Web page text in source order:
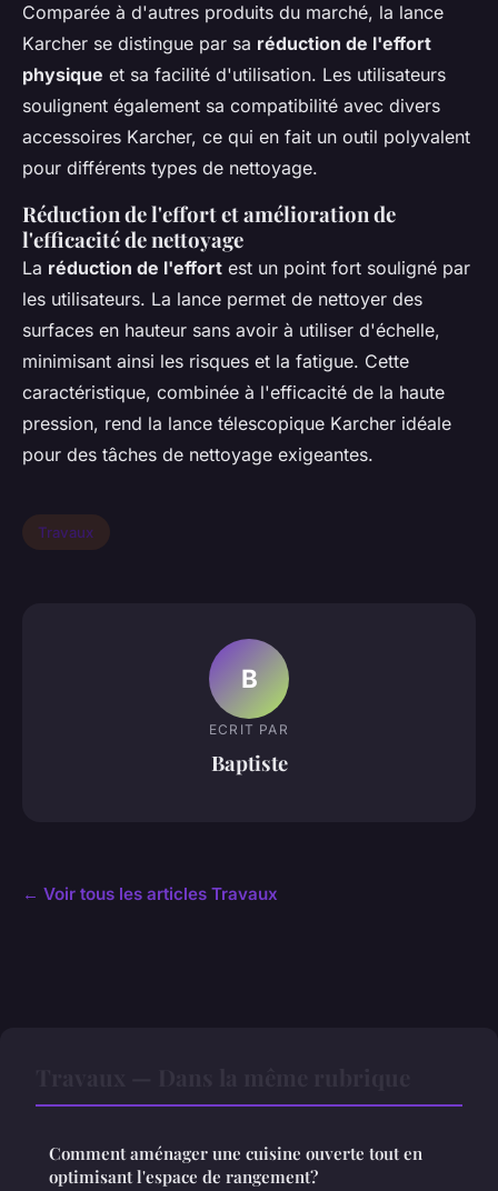
Comparée à d'autres produits du marché, la lance
Karcher se distingue par sa réduction de l'effort
physique et sa facilité d'utilisation. Les utilisateurs
soulignent également sa compatibilité avec divers
accessoires Karcher, ce qui en fait un outil polyvalent
pour différents types de nettoyage.
Réduction de l'effort et amélioration de
l'efficacité de nettoyage
La réduction de l'effort est un point fort souligné par
les utilisateurs. La lance permet de nettoyer des
surfaces en hauteur sans avoir à utiliser d'échelle,
minimisant ainsi les risques et la fatigue. Cette
caractéristique, combinée à l'efficacité de la haute
pression, rend la lance télescopique Karcher idéale
pour des tâches de nettoyage exigeantes.
Travaux
B
ECRIT PAR
Baptiste
← Voir tous les articles Travaux
Comment aménager une cuisine ouverte tout en
optimisant l'espace de rangement?